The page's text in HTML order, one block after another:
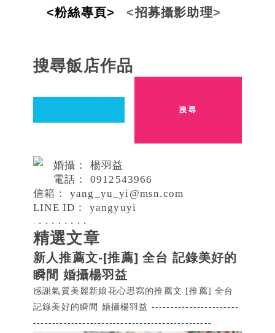
<粉絲專頁> <招募攝影助理>
搜尋飯店作品
婚攝： 楊羽益
電話： 0912543966
信箱： yang_yu_yi@msn.com
LINE ID： yangyuyi
. . . . . . . .
精選文章
新人推薦文-[推薦] 全台 記錄美好的
瞬間 婚攝楊羽益
感謝氣質美麗新娘花心思寫的推薦文 [推薦] 全台
記錄美好的瞬間 婚攝楊羽益 -----------------------
-----------------------------------------------